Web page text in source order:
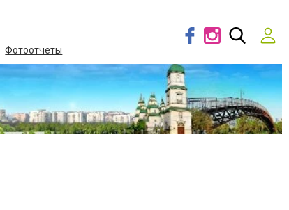
Фотоотчеты